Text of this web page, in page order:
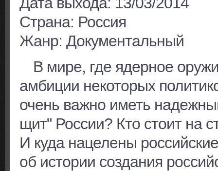
Страна: Россия
Жанр: Документальный
В мире, где ядерное
амбиции некоторых
очень важно иметь
щит" России? Кто стоит на
И куда нацелены
об истории создания